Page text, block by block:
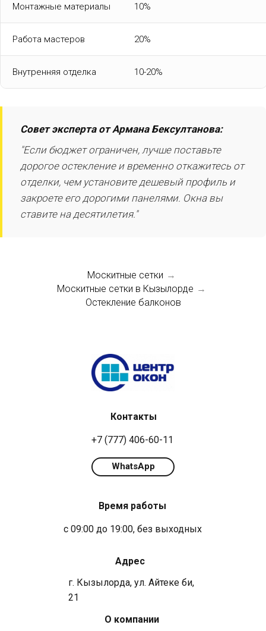
Монтажные материалы 10%
Работа мастеров 20%
Внутренняя отделка 10-20%
Совет эксперта от Армана Бексултанова:
"Если бюджет ограничен, лучше поставьте
дорогое остекление и временно откажитесь от
отделки, чем установите дешевый профиль и
закроете его дорогими панелями. Окна вы
ставите на десятилетия."
Москитные сетки →
Москитные сетки в Кызылорде →
Остекление балконов
+7 (777) 406-60-11
с 09:00 до 19:00, без выходных
г. Кызылорда, ул. Айтеке би,
21
О компании
Адрес
Время работы
Контакты
WhatsApp